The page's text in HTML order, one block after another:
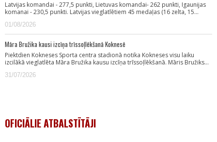
Latvijas komandai - 277,5 punkti, Lietuvas komandai- 262 punkti, Igaunijas
komanai - 230,5 punkti. Latvijas vieglatlētiem 45 medaļas (16 zelta, 15…
01/08/2026
Māra Bružika kausi izcīņa trīssoļlēkšanā Koknesē
Piektdien Kokneses Sporta centra stadionā notika Kokneses visu laiku
izcilākā vieglatlēta Māra Bružika kausu izcīņa trīssoļlēkšanā. Māris Bružiks…
31/07/2026
OFICIĀLIE ATBALSTĪTĀJI